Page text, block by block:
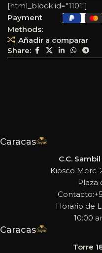
Añadir a comparar
Share:
[html_block id="1101"]
Payment
Methods:
Caracas
C.C.
Kiosco Merc-
Plaza
Horario de
10:00
Caracas
Torre